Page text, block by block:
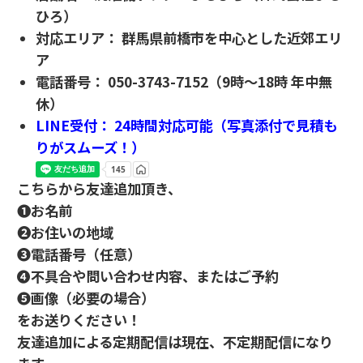
ひろ）
対応エリア： 群馬県前橋市を中心とした近郊エリ
ア
電話番号： 050-3743-7152（9時〜18時 年中無
休）
LINE受付： 24時間対応可能（写真添付で見積も
りがスムーズ！）
こちらから友達追加頂き、
❶お名前
❷お住いの地域
❸電話番号（任意）
❹不具合や問い合わせ内容、またはご予約
❺画像（必要の場合）
をお送りください！
友達追加による定期配信は現在、不定期配信になり